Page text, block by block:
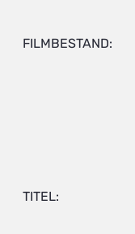
FILMBESTAND:
TITEL: